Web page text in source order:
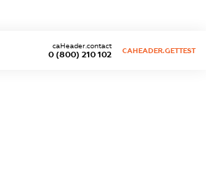
0 (800) 210 102
caHeader.contact
CAHEADER.GETTEST